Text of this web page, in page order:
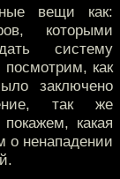
вещи как:
которыми
систему
посмотрим, как
заключено
так же
какая
о ненападении